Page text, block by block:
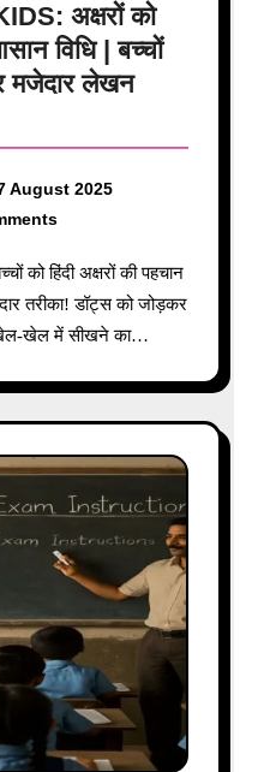
अक्षरों को
विधि | बच्चों
मजेदार लेखन
August 2025
तरीका! डॉट्स को जोड़कर
खेल-खेल में सीखने का…